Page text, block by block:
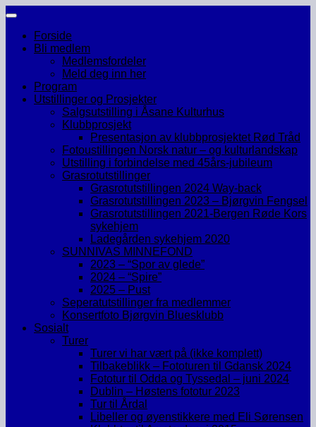
Skip
contentForside
Bli medlem
Medlemsfordeler
Meld deg inn her
Program
Utstillinger og Prosjekter
Salgsutstilling i Åsane Kulturhus
Klubbprosjekt
Presentasjon av klubbprosjektet Rød Tråd
Fotoustillingen Norsk natur – og kulturlandskap
Utstilling i forbindelse med 45års-jubileum
Grasrotutstillinger
Grasrotutstillingen 2024 Way-back
Grasrotutstillingen 2023 – Bjørgvin Fengsel
Grasrotutstillingen 2021-Bergen Røde Kors
sykehjem
Ladegården sykehjem 2020
SUNNIVAS MINNEFOND
2023 – “Spor av glede”
2024 – “Spire”
2025 – Pust
Seperatutstillinger fra medlemmer
Konsertfoto Bjørgvin Bluesklubb
Sosialt
Turer
Turer vi har vært på (ikke komplett)
Tilbakeblikk – Fototuren til Gdansk 2024
Fototur til Odda og Tyssedal – juni 2024
Dublin – Høstens fototur 2023
Tur til Årdal
Libeller og øyenstikkere med Eli Sørensen